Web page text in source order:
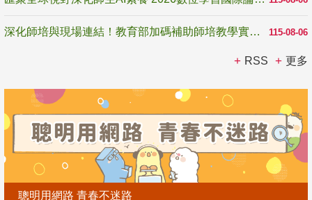
115-08-06
深化師培與現場連結！教育部加碼補助師培教學實踐研究 10月師培國際研討會交流教學實踐經驗
RSS 更多
聰明用網路 青春不迷路